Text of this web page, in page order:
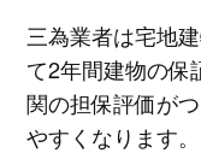
三為業者は宅地
て2年間建物の保
関の担保評価が
やすくなります。